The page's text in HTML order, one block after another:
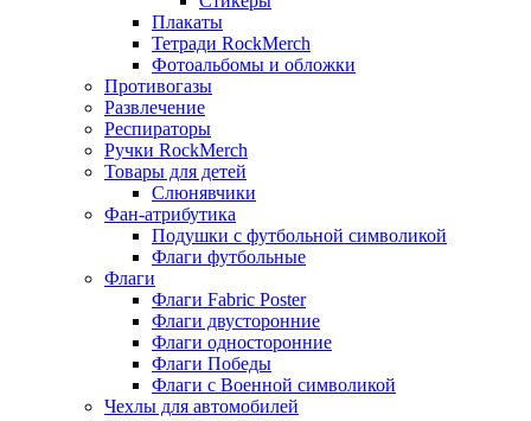
Плакаты
Тетради RockMerch
Фотоальбомы и обложки
Противогазы
Развлечение
Респираторы
Ручки RockMerch
Товары для детей
Слюнявчики
Фан-атрибутика
Подушки с футбольной символикой
Флаги футбольные
Флаги
Флаги Fabric Poster
Флаги двусторонние
Флаги односторонние
Флаги Победы
Флаги с Военной символикой
Чехлы для автомобилей